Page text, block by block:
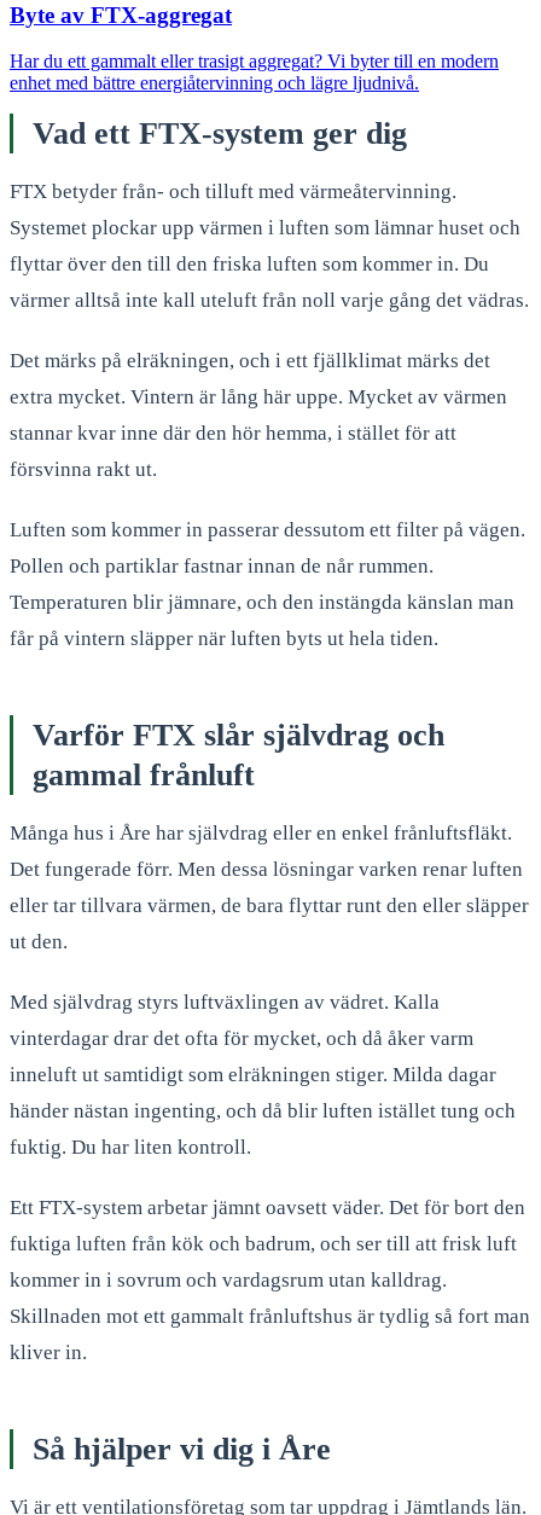
Byte av FTX-aggregat
Har du ett gammalt eller trasigt aggregat? Vi byter till en modern
enhet med bättre energiåtervinning och lägre ljudnivå.
Vad ett FTX-system ger dig
FTX betyder från- och tilluft med värmeåtervinning.
Systemet plockar upp värmen i luften som lämnar huset och
flyttar över den till den friska luften som kommer in. Du
värmer alltså inte kall uteluft från noll varje gång det vädras.
Det märks på elräkningen, och i ett fjällklimat märks det
extra mycket. Vintern är lång här uppe. Mycket av värmen
stannar kvar inne där den hör hemma, i stället för att
försvinna rakt ut.
Luften som kommer in passerar dessutom ett filter på vägen.
Pollen och partiklar fastnar innan de når rummen.
Temperaturen blir jämnare, och den instängda känslan man
får på vintern släpper när luften byts ut hela tiden.
Varför FTX slår självdrag och
gammal frånluft
Många hus i Åre har självdrag eller en enkel frånluftsfläkt.
Det fungerade förr. Men dessa lösningar varken renar luften
eller tar tillvara värmen, de bara flyttar runt den eller släpper
ut den.
Med självdrag styrs luftväxlingen av vädret. Kalla
vinterdagar drar det ofta för mycket, och då åker varm
inneluft ut samtidigt som elräkningen stiger. Milda dagar
händer nästan ingenting, och då blir luften istället tung och
fuktig. Du har liten kontroll.
Ett FTX-system arbetar jämnt oavsett väder. Det för bort den
fuktiga luften från kök och badrum, och ser till att frisk luft
kommer in i sovrum och vardagsrum utan kalldrag.
Skillnaden mot ett gammalt frånluftshus är tydlig så fort man
kliver in.
Så hjälper vi dig i Åre
Vi är ett ventilationsföretag som tar uppdrag i Jämtlands län.